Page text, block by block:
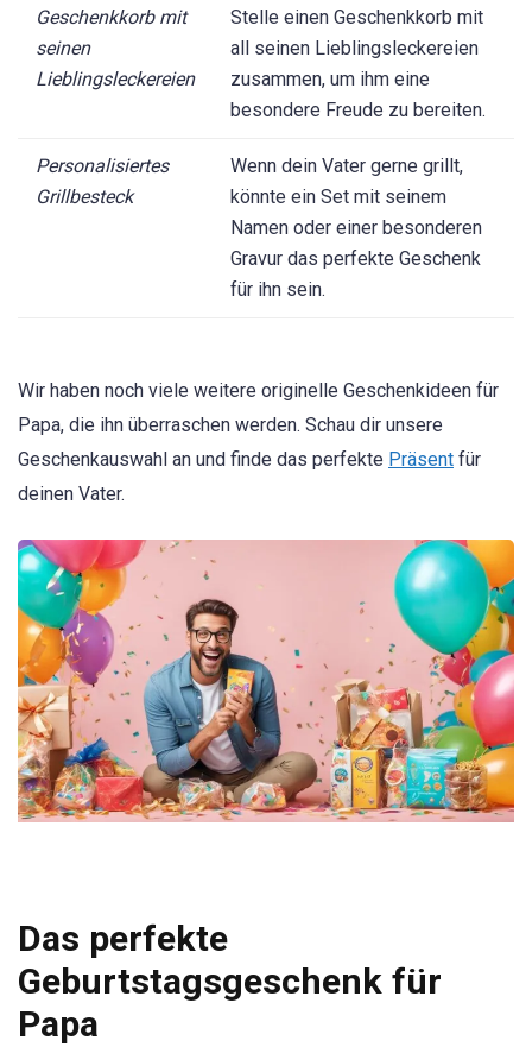
Geschenkkorb mit
seinen
Lieblingsleckereien
Stelle einen Geschenkkorb mit
all seinen Lieblingsleckereien
zusammen, um ihm eine
besondere Freude zu bereiten.
Personalisiertes
Grillbesteck
Wenn dein Vater gerne grillt,
könnte ein Set mit seinem
Namen oder einer besonderen
Gravur das perfekte Geschenk
für ihn sein.
Wir haben noch viele weitere originelle Geschenkideen für
Papa, die ihn überraschen werden. Schau dir unsere
Geschenkauswahl an und finde das perfekte Präsent für
deinen Vater.
Das perfekte
Geburtstagsgeschenk für
Papa